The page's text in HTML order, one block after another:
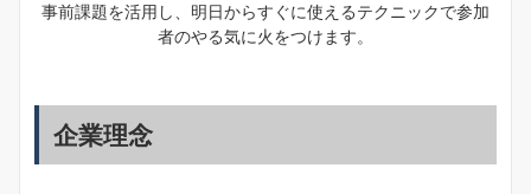
事前課題を活用し、明日からすぐに使えるテクニックで参加
者のやる気に火をつけます。
企業理念